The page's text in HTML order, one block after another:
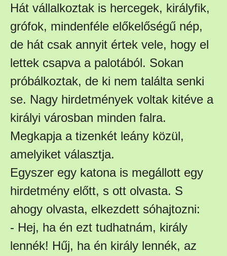
Hát vállalkoztak is hercegek, királyfik,
grófok, mindenféle előkelőségű nép,
de hát csak annyit értek vele, hogy el
lettek csapva a palotából. Sokan
próbálkoztak, de ki nem találta senki
se. Nagy hirdetmények voltak kitéve a
királyi városban minden falra.
Megkapja a tizenkét leány közül,
amelyiket választja.
Egyszer egy katona is megállott egy
hirdetmény előtt, s ott olvasta. S
ahogy olvasta, elkezdett sóhajtozni:
- Hej, ha én ezt tudhatnám, király
lennék! Hűj, ha én király lennék, az